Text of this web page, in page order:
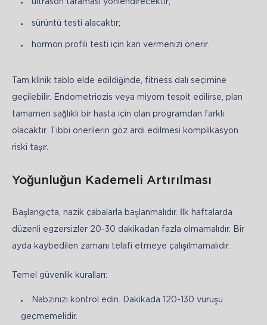
ultrason taraması yönlendirecektir;
sürüntü testi alacaktır;
hormon profili testi için kan vermenizi önerir.
Tam klinik tablo elde edildiğinde, fitness dalı seçimine
geçilebilir. Endometriozis veya miyom tespit edilirse, plan
tamamen sağlıklı bir hasta için olan programdan farklı
olacaktır. Tıbbi önerilerin göz ardı edilmesi komplikasyon
riski taşır.
Yoğunluğun Kademeli Artırılması
Başlangıçta, nazik çabalarla başlanmalıdır. İlk haftalarda
düzenli egzersizler 20-30 dakikadan fazla olmamalıdır. Bir
ayda kaybedilen zamanı telafi etmeye çalışılmamalıdır.
Temel güvenlik kuralları:
Nabzınızı kontrol edin. Dakikada 120-130 vuruşu
geçmemelidir.